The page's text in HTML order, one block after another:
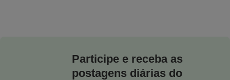
Participe e receba as
postagens diárias do